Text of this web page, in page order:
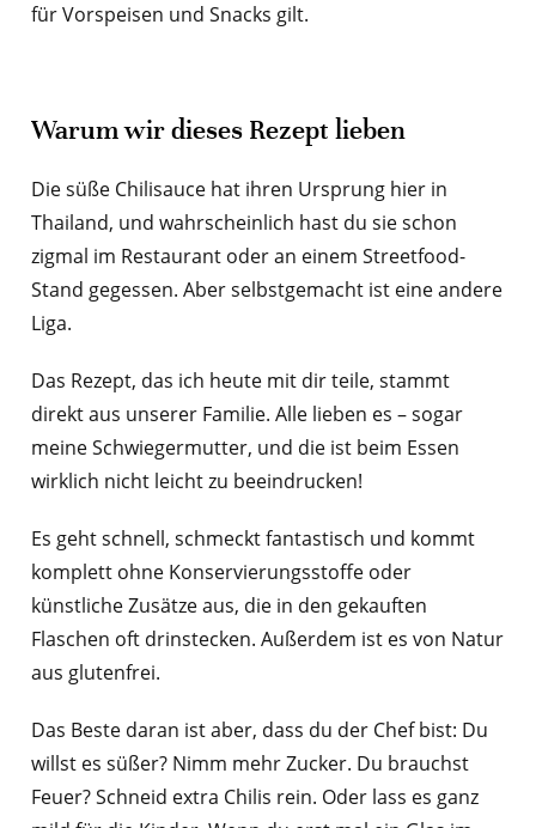
für Vorspeisen und Snacks gilt.
Warum wir dieses Rezept lieben
Die süße Chilisauce hat ihren Ursprung hier in
Thailand, und wahrscheinlich hast du sie schon
zigmal im Restaurant oder an einem Streetfood-
Stand gegessen. Aber selbstgemacht ist eine andere
Liga.
Das Rezept, das ich heute mit dir teile, stammt
direkt aus unserer Familie. Alle lieben es – sogar
meine Schwiegermutter, und die ist beim Essen
wirklich nicht leicht zu beeindrucken!
Es geht schnell, schmeckt fantastisch und kommt
komplett ohne Konservierungsstoffe oder
künstliche Zusätze aus, die in den gekauften
Flaschen oft drinstecken. Außerdem ist es von Natur
aus glutenfrei.
Das Beste daran ist aber, dass du der Chef bist: Du
willst es süßer? Nimm mehr Zucker. Du brauchst
Feuer? Schneid extra Chilis rein. Oder lass es ganz